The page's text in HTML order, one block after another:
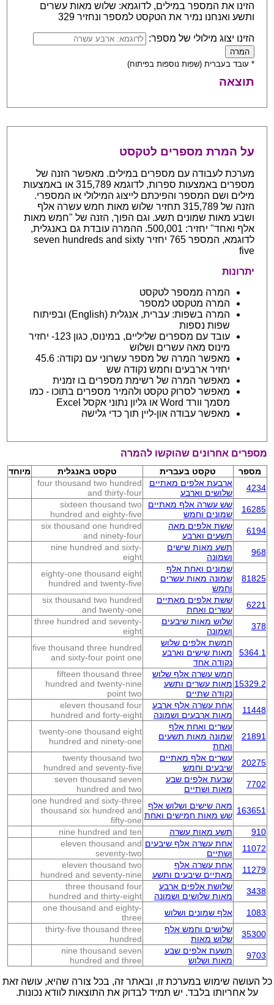
הזינו את המספר במילים, לדוגמא: שלוש מאות עשרים
ותשע ואנחנו נמיר את הטקסט למספר ונחזיר 329
הזינו יצוג מילולי של מספר:
* עובד בעברית (שפות נוספות בפיתוח)
תוצאה
על המרת מספרים לטקסט
מערכת לעבודה עם מספרים במילים. מאפשר הזנה של
מספרים באמצעות ספרות, לדוגמא 315,789 או באמצעות
מילים ושם המספר והפיכתם לייצוג המילולי או המספרי.
הזנה של 315,789 תחזיר שלוש מאות חמש עשרה אלף
ושבע מאות שמונים תשע. וגם הפוך, הזנה של "חמש מאות
אלף ואחד" יחזיר: 500,001. ההמרה עובדת גם באנגלית,
לדוגמא, המספר 765 יחזיר seven hundreds and sixty
five
יתרונות
המרה ממספר לטקסט
המרה מטקסט למספר
המרה בשפות: עברית, אנגלית (English) ובפיתוח
שפות נספות
עובד עם מספרים שליליים, במינוס, כגון 123- יחזיר
מינוס מאה עשרים ושלוש
מאפשר המרה של מספר עשרוני עם נקודה: 45.6
יחזיר ארבעים וחמש נקודה שש
מאפשר המרה של רשימת מספרים בו זמנית
מאפשר לסרוק טקסט ולהמיר מספרים בתוכו - כמו
מסמך וורד Word או גליון נתוני אקסל Excel
מאפשר עבודה און-ליין תוך כדי גלישה
מספרים אחרונים שהוקשו להמרה
מספר טקסט בעברית טקסט באנגלית
מיוחד
4234
ארבעת אלפים מאתיים
שלושים וארבע
four thousand two hundred
and thirty-four
16285
שש עשרה אלף מאתיים
שמונים וחמש
sixteen thousand two
hundred and eighty-five
6194
ששת אלפים מאה
תשעים וארבע
six thousand one hundred
and ninety-four
968
תשע מאות שישים
ושמונה
nine hundred and sixty-
eight
81825
שמונים ואחת אלף
שמונה מאות עשרים
וחמש
eighty-one thousand eight
hundred and twenty-five
6221
ששת אלפים מאתיים
עשרים ואחת
six thousand two hundred
and twenty-one
378
שלוש מאות שיבעים
ושמונה
three hundred and seventy-
eight
5364.1
חמשת אלפים שלוש
מאות שישים וארבע
נקודה אחד
five thousand three hundred
and sixty-four point one
15329.2
חמש עשרה אלף שלוש
מאות עשרים ותשע
נקודה שתיים
fifteen thousand three
hundred and twenty-nine
point two
11448
אחת עשרה אלף ארבע
מאות ארבעים ושמונה
eleven thousand four
hundred and forty-eight
21891
עשרים ואחת אלף
שמונה מאות תשעים
ואחת
twenty-one thousand eight
hundred and ninety-one
20275
עשרים אלף מאתיים
שיבעים וחמש
twenty thousand two
hundred and seventy-five
7702
שבעת אלפים שבע
מאות ושתיים
seven thousand seven
hundred and two
163651 מאה שישים ושלוש אלף
שש מאות חמישים ואחת
one hundred and sixty-three
thousand six hundred and
fifty-one
910
תשע מאות עשרה
nine hundred and ten
11072
אחת עשרה אלף שיבעים
ושתיים
eleven thousand and
seventy-two
11279
אחת עשרה אלף
מאתיים שיבעים ותשע
eleven thousand two
hundred and seventy-nine
3438
שלושת אלפים ארבע
מאות שלושים ושמונה
three thousand four
hundred and thirty-eight
1083
אלף שמונים ושלוש
one thousand and eighty-
three
35300
שלושים וחמש אלף
שלוש מאות
thirty-five thousand three
hundred
9703
תשעת אלפים שבע
מאות ושלוש
nine thousand seven
hundred and three
כל העושה שימוש במערכת זו, ובאתר זה, בכל צורה שהיא, עושה זאת
על אחריותו בלבד. יש תמיד לבדוק את התוצאות לוודא נכונות.